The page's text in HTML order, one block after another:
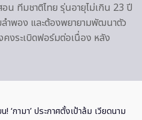
น ทีมชาติไทย รุ่นอายุไม่เกิน 23 ปี
ำพอง และต้องพยายามพัฒนาตัว
งระเบิดฟอร์มต่อเนื่อง หลัง
‘กามา’ ประกาศตั้งเป้าล้ม เวียดนาม